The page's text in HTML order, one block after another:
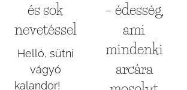
és sok
nevetéssel
Helló, sütni
vágyó
kalandor! 🌟
– édesség,
ami
mindenki
arcára